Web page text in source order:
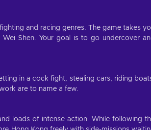
and racing genres. The game takes
Shen. Your goal is to go undercover
in a cock fight, stealing cars, riding
are to name a few.
loads of intense action. While following